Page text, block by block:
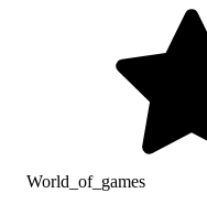
World_of_games